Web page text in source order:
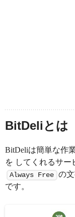
BitDeliとは
BitDeliは簡単な作
を してくれるサー
Always Free の
です。